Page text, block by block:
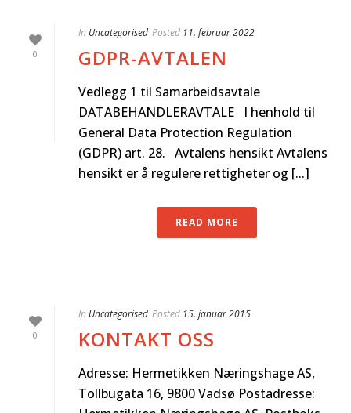
0
In Uncategorised Posted 11. februar 2022
GDPR-AVTALEN
Vedlegg 1 til Samarbeidsavtale
DATABEHANDLERAVTALE I henhold til
General Data Protection Regulation
(GDPR) art. 28. Avtalens hensikt Avtalens
hensikt er å regulere rettigheter og [...]
READ MORE
0
In Uncategorised Posted 15. januar 2015
KONTAKT OSS
Adresse: Hermetikken Næringshage AS,
Tollbugata 16, 9800 Vadsø Postadresse: